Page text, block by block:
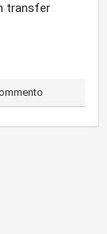
transfer